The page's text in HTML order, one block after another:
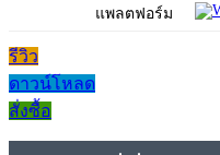
แพลตฟอร์ม
รีวิว
ดาวน์โหลด
สั่งซื้อ